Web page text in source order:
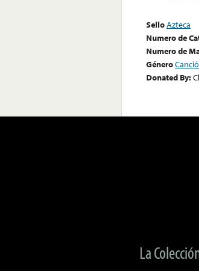
SelloAzteca
Numero de
Numero de
Género
Donated By:
La